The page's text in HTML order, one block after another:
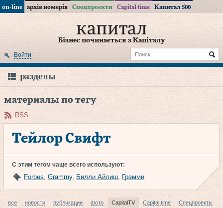
on-line архів номерів Спецпроекти Capital time Капитал 500
Бізнес починається з Капіталу
Войти
разделы
материалы по тегу
RSS
Тейлор Свифт
С этим тегом чаще всего используют:
Forbes, Grammy, Билли Айлиш, Грэмми
все новости публикации фото CapitalTV Capital time
Спецпроекты